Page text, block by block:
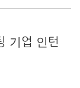
기업 인턴